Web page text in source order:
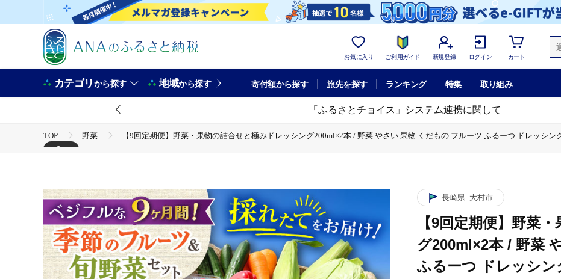
お気に入り ご利用ガイド 新規登録 ログイン カート
カテゴリから探す 地域から探す 寄付額から探す 旅先を探す ランキング 特集 取り組み
「ふるさとチョイス」システム連携に関して
TOP 野菜 【9回定期便】野菜・果物の詰合せと極みドレッシング200ml×2本 / 野菜 やさい 果物 くだもの フルーツ ふるーつ ドレッシ
+2
【9回定期便】野菜・果物の詰合せと極みドレッシング200ml×2本 / 野菜 やさい 果物 くだもの フルーツ ふるーつ ドレッシング / 大村市 / おおむら
長崎県 大村市
【9回定期便】野菜
グ200ml×2本 / 野菜
ふるーつ ドレッシ